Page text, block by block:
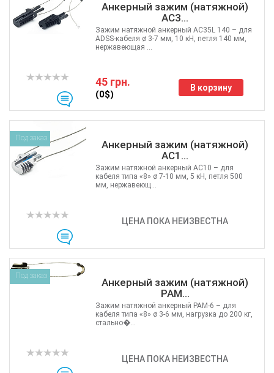
Анкерный зажим (натяжной)
AC3...
45 грн.
(0$)
В корзину
Зажим натяжной анкерный AC35L 140 – для
ADSS-кабеля ø 3-7 мм, 10 кН, петля 140 мм,
нержавеющая ...
Анкерный зажим (натяжной)
AC1...
Под заказ
ЦЕНА ПОКА НЕИЗВЕСТНА
Зажим натяжной анкерный AC10 – для
кабеля типа «8» ø 7-10 мм, 5 кН, петля 500
мм, нержавеющ...
Анкерный зажим (натяжной)
PAM...
Под заказ
ЦЕНА ПОКА НЕИЗВЕСТНА
Зажим натяжной анкерный PAM-6 – для
кабеля типа «8» ø 3-6 мм, нагрузка до 200 кг,
стально�...